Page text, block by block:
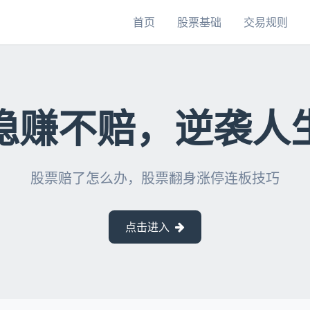
首页 股票基础 交易规则
赚不赔，逆袭人
股票赔了怎么办，股票翻身涨停连板技巧
点击进入